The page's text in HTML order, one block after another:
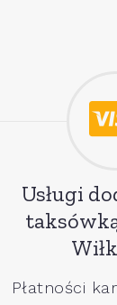
Usługi
Płatności